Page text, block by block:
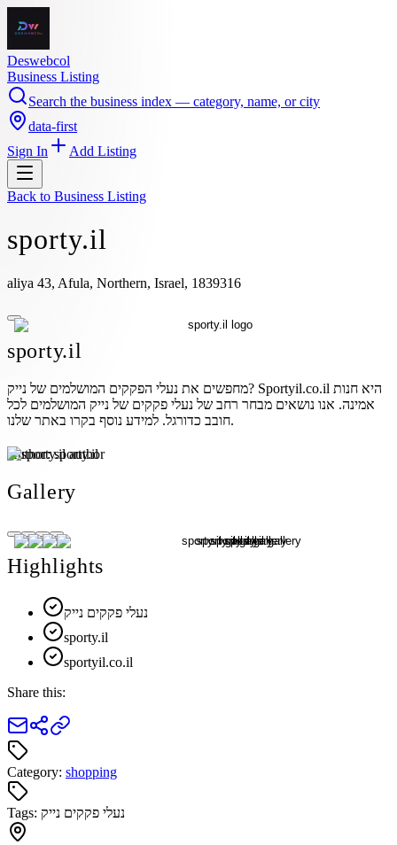
Deswebcol
Business Listing
Search the business index — category, name, or city
data-first
Sign In
Add Listing
Back to Business Listing
sporty.il
aliya 43, Afula, Northern, Israel, 1839316
sporty.il
מחפשים את נעלי הפקקים המושלמים של נייק? Sportyil.co.il היא חנות
אמינה. אנו נושאים מבחר רחב של נעלי פקקים של נייק המושלמים לכל
חובב כדורגל. למידע נוסף בקרו באתר שלנו.
Author:sporty.il
Gallery
Highlights
נעלי פקקים נייק
sporty.il
sportyil.co.il
Share this:
Category: shopping
Tags: נעלי פקקים נייק